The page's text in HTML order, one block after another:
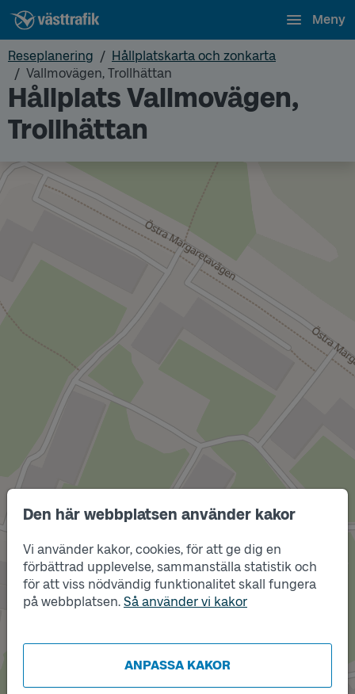
Den här webbplatsen använder kakor
Vi använder kakor, cookies, för att ge dig en
förbättrad upplevelse, sammanställa statistik och
för att viss nödvändig funktionalitet skall fungera
på webbplatsen. Så använder vi kakor
ANPASSA KAKOR
Meny
Reseplanering
Hållplatskarta och zonkarta
Vallmovägen, Trollhättan
Hållplats Vallmovägen,
Trollhättan
Läge
A